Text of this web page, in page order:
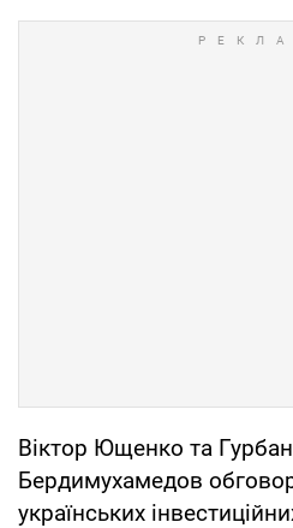
Віктор Ющенко та
Бердимухамедов
українських